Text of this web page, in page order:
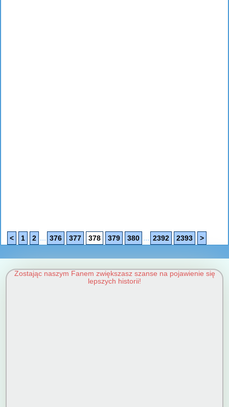
< 1 2 ... 376 377 378 379 380 ... 2392 2393 >
Zostając naszym Fanem zwiększasz szanse na pojawienie się
lepszych historii!